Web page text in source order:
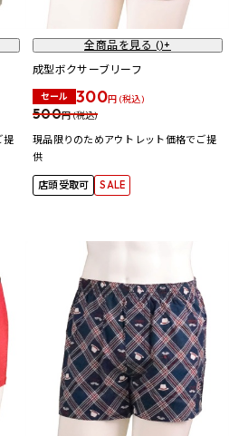
提
全商品を見る ()+
成型ボクサーブリーフ
セール 300円 (税込)
500円 (税込)
現品限りのためアウトレット価格でご提
供
店頭受取可 SALE